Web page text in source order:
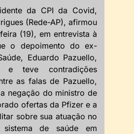
da CPI da Covid,
(Rede-AP), afirmou
(19), em entrevista à
o depoimento do ex-
Eduardo Pazuello,
teve contradições
as falas de Pazuello,
negação do ministro de
ofertas da Pfizer e a
sobre sua atuação no
de saúde em